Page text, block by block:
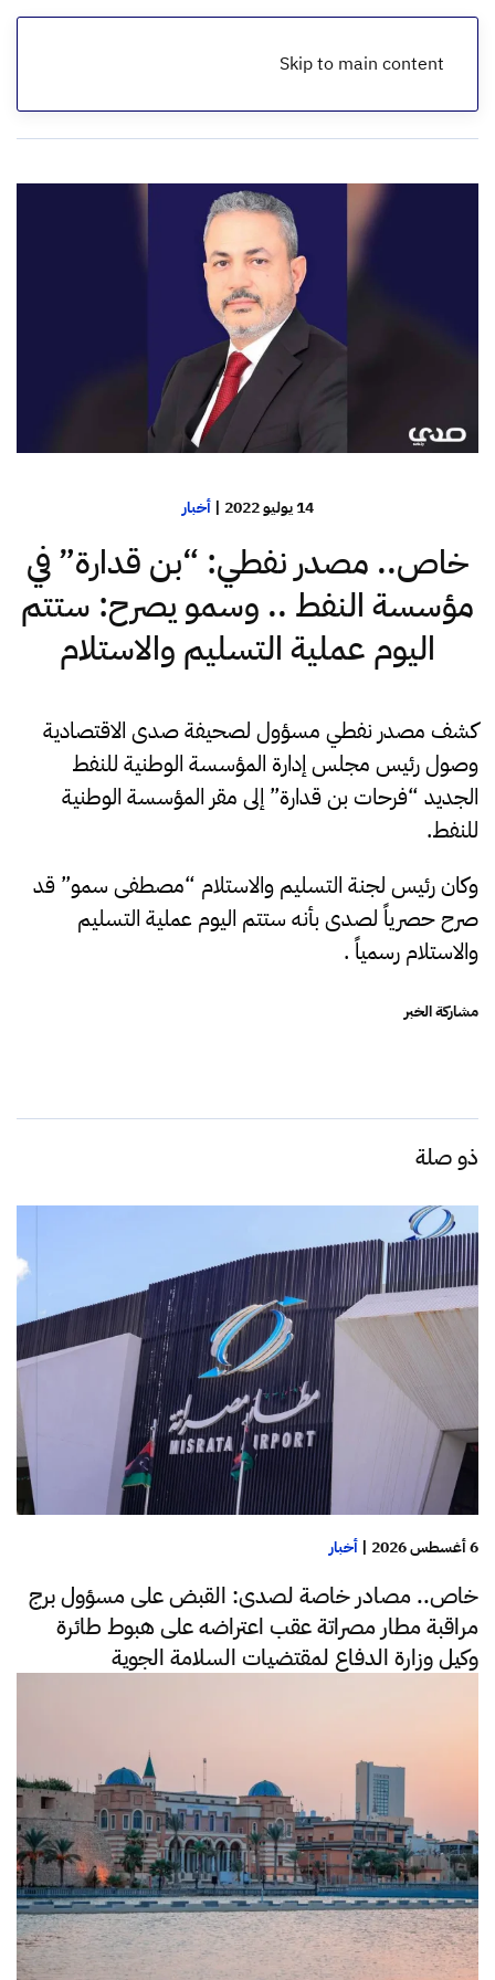
Skip to main content
الرئيسية
14 يوليو 2022 |أخبار
خاص.. مصدر نفطي: “بن قدارة” في
مؤسسة النفط .. وسمو يصرح: ستتم
اليوم عملية التسليم والاستلام
كشف مصدر نفطي مسؤول لصحيفة صدى الاقتصادية
وصول رئيس مجلس إدارة المؤسسة الوطنية للنفط
الجديد “فرحات بن قدارة” إلى مقر المؤسسة الوطنية
للنفط.
وكان رئيس لجنة التسليم والاستلام “مصطفى سمو” قد
صرح حصرياً لصدى بأنه ستتم اليوم عملية التسليم
والاستلام رسمياً .
مشاركة الخبر
ذو صلة
6 أغسطس 2026 | أخبار
خاص.. مصادر خاصة لصدى: القبض على مسؤول برج
مراقبة مطار مصراتة عقب اعتراضه على هبوط طائرة
وكيل وزارة الدفاع لمقتضيات السلامة الجوية